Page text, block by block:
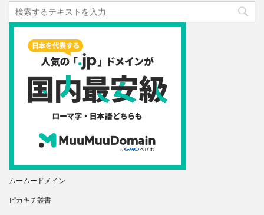
ムームードメイン
ピカキチ叢書